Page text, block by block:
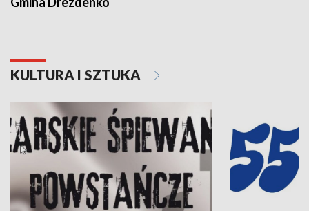
KULTURA I SZTUKA